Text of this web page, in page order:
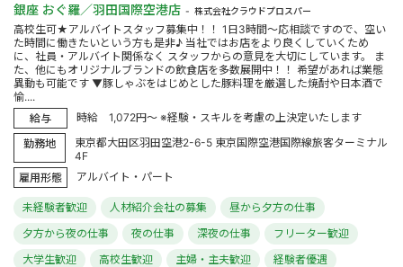
銀座 おぐ羅／羽田国際空港店 株式会社クラウドプロスパー
高校生可★アルバイトスタッフ募集中！！ 1日3時間～応相談ですので、空い
た時間に働きたいという方も是非♪ 当社ではお店をより良くしていくため
に、社員・アルバイト関係なく スタッフからの意見を大切にしています。 ま
た、他にもオリジナルブランドの飲食店を多数展開中！！ 希望があれば業態
異動も可能です ▼豚しゃぶをはじめとした豚料理を厳選した焼酎や日本酒で
愉....
給与
時給 1,072円～ ※経験・スキルを考慮の上決定いたします
勤務地
東京都大田区羽田空港2-6-5 東京国際空港国際線旅客ターミナル
4F
雇用形態
アルバイト・パート
未経験者歓迎 人材紹介会社の募集
昼から夕方の仕事
夕方から夜の仕事
夜の仕事 深夜の仕事
フリーター歓迎
大学生歓迎
高校生歓迎 主婦・主夫歓迎
経験者優遇